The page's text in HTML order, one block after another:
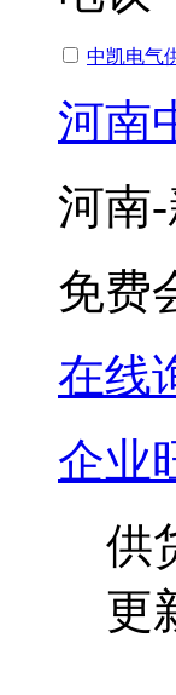
中凯电气
河南
河南
免费
在线
企业
供
更